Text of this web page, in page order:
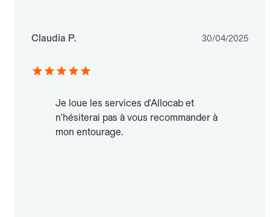
Claudia P. 30/04/2025
Je loue les services d'Allocab et
n'hésiterai pas à vous recommander à
mon entourage.